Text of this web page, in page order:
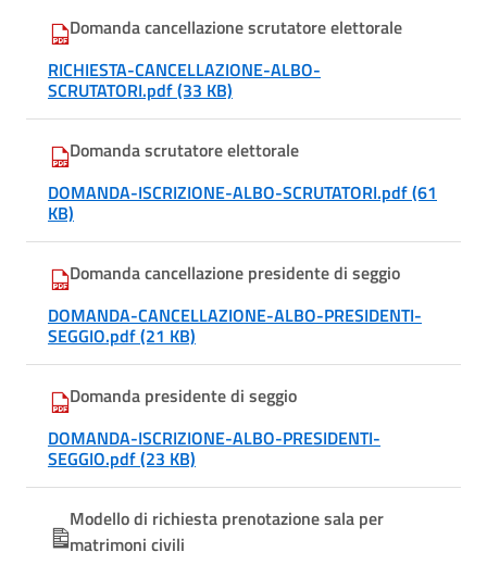
Domanda cancellazione scrutatore elettorale
RICHIESTA-CANCELLAZIONE-ALBO-
SCRUTATORI.pdf (33 KB)
Domanda scrutatore elettorale
DOMANDA-ISCRIZIONE-ALBO-SCRUTATORI.pdf (61
KB)
Domanda cancellazione presidente di seggio
DOMANDA-CANCELLAZIONE-ALBO-PRESIDENTI-
SEGGIO.pdf (21 KB)
Domanda presidente di seggio
DOMANDA-ISCRIZIONE-ALBO-PRESIDENTI-
SEGGIO.pdf (23 KB)
Modello di richiesta prenotazione sala per
matrimoni civili